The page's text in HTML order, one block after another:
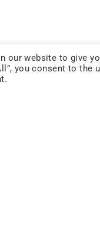
our website to give
you consent to the